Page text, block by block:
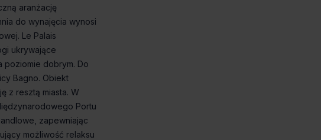
aranżację
do wynajęcia wynosi
Le Palais
ukrywające
poziomie dobrym. Do
Bagno. Obiekt
z resztą miasta. W
Portu
zapewniając
możliwość relaksu